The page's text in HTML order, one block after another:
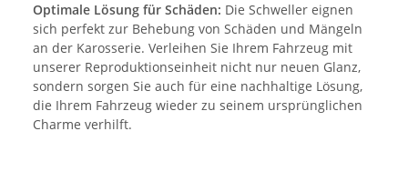
Optimale Lösung für Schäden: Die Schweller eignen
sich perfekt zur Behebung von Schäden und Mängeln
an der Karosserie. Verleihen Sie Ihrem Fahrzeug mit
unserer Reproduktionseinheit nicht nur neuen Glanz,
sondern sorgen Sie auch für eine nachhaltige Lösung,
die Ihrem Fahrzeug wieder zu seinem ursprünglichen
Charme verhilft.